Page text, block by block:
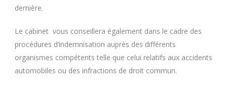
dernière.
Le cabinet vous conseillera également dans le cadre des
procédures d’indemnisation auprès des différents
organismes compétents telle que celui relatifs aux accidents
automobiles ou des infractions de droit commun.